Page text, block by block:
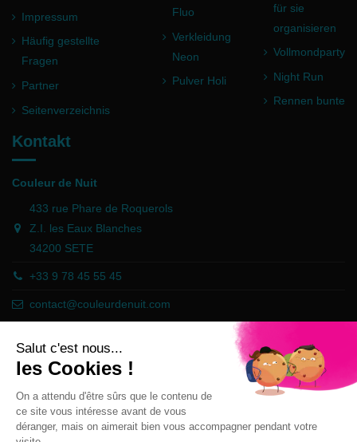
Impressum
Häufig gestellte
Fragen
Partner
Seitenverzeichnis
Fluo
Verkleidung
Neon
Pulver Holi
für sie
organisieren
Vollmondparty
Night Run
Rennen bunte
Kontakt
Couleur de Nuit
433 rue Phare de Roquerols
Z.I. les Eaux Blanches
34200 SETE
+33 9 78 45 55 45
contact@couleurdenuit.com
Händler zugelassen von Gesellschaft für Garantierte Bewertungen,
Klicken Sie hier